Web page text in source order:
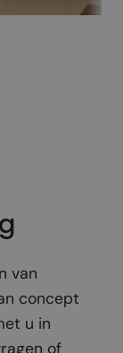
van
concept
u in
of